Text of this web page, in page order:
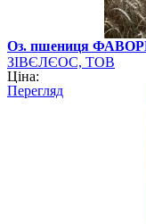
Оз. пшениця
ЗІВЄЛЄОС, ТОВ
Ціна:
Перегляд